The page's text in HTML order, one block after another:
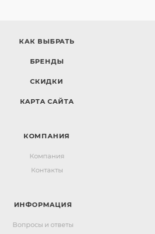
КАК ВЫБРАТЬ
БРЕНДЫ
СКИДКИ
КАРТА САЙТА
КОМПАНИЯ
Компания
Контакты
ИНФОРМАЦИЯ
Вопросы и ответы